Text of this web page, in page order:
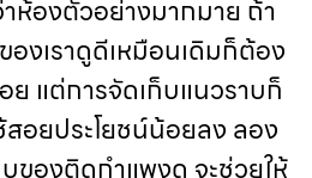
ห้องตัวอย่างมากมาย ถ้า
องเราดูดีเหมือนเดิมก็ต้อง
ย แต่การจัดเก็บแนวราบก็
สอยประโยชน์น้อยลง ลอง
ของติดกำแพงดู จะช่วยให้